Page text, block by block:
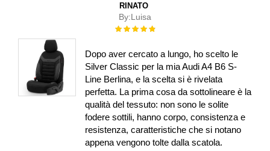
RINATO
By:Luisa
Rating:
Dopo aver cercato a lungo, ho scelto le
Silver Classic per la mia Audi A4 B6 S-
Line Berlina, e la scelta si è rivelata
perfetta. La prima cosa da sottolineare è la
qualità del tessuto: non sono le solite
fodere sottili, hanno corpo, consistenza e
resistenza, caratteristiche che si notano
appena vengono tolte dalla scatola.